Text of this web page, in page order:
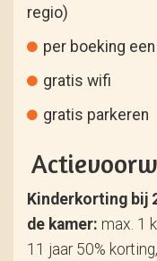
regio)
per boeking
gratis wifi
gratis parkeren
Kinderkorting bij
de kamer: max. 1
11 jaar 50%